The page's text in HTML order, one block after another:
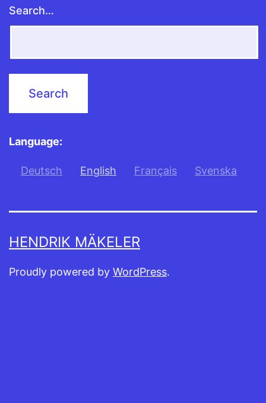
Search…
Language:
Deutsch English Français Svenska
HENDRIK MÄKELER
Proudly powered by WordPress.